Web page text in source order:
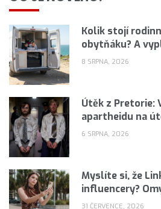
Kolik stojí
obytňáku? A
8 SRPNA, 2026
Útěk z Pretorie:
apartheidu na
6 SRPNA, 2026
Myslíte si, že
influencery?
31 ČERVENCE, 2026